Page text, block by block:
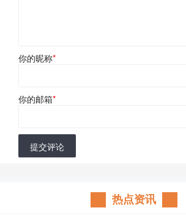
你的昵称*
你的邮箱*
提交评论
热点资讯